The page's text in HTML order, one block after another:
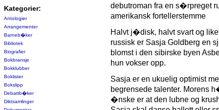
Kategorier:
Antologier
Arrangementer
Barneb�ker
Bibliotek
Biografier
Bokbransje
Bokklubber
Boklister
Bokslipp
Debattb�ker
Diktsamlinger
debutroman fra en s�rpreget
amerikansk fortellerstemme
Halvt j�disk, halvt svart og
russisk er Sasja Goldberg en
blomst i den sibirske byen
hun vokser opp.
Sasja er en ukuelig optimist
begrensede talenter. Morens
�nske er at den lubne og